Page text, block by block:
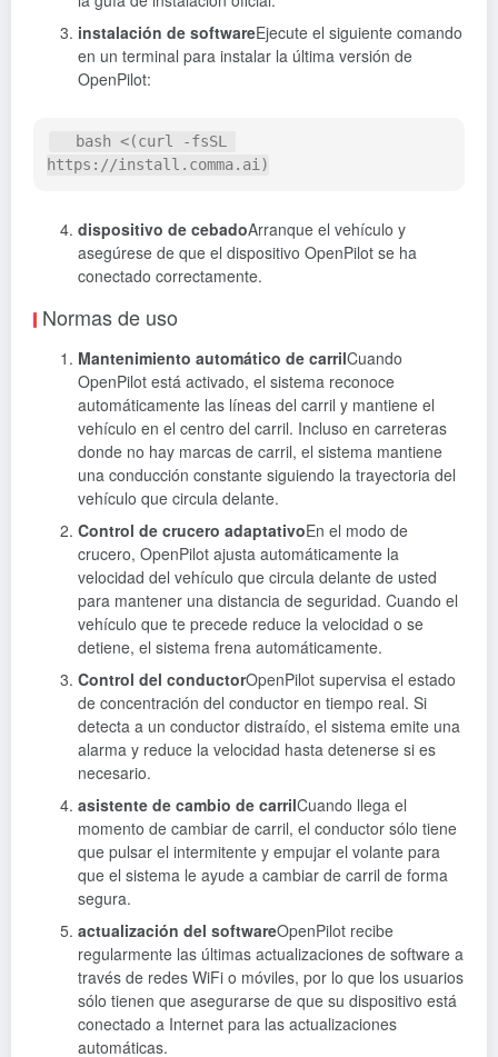
instalación de softwareEjecute el siguiente comando
en un terminal para instalar la última versión de
OpenPilot:
dispositivo de cebadoArranque el vehículo y
asegúrese de que el dispositivo OpenPilot se ha
conectado correctamente.
Normas de uso
Mantenimiento automático de carrilCuando
OpenPilot está activado, el sistema reconoce
automáticamente las líneas del carril y mantiene el
vehículo en el centro del carril. Incluso en carreteras
donde no hay marcas de carril, el sistema mantiene
una conducción constante siguiendo la trayectoria del
vehículo que circula delante.
Control de crucero adaptativoEn el modo de
crucero, OpenPilot ajusta automáticamente la
velocidad del vehículo que circula delante de usted
para mantener una distancia de seguridad. Cuando el
vehículo que te precede reduce la velocidad o se
detiene, el sistema frena automáticamente.
Control del conductorOpenPilot supervisa el estado
de concentración del conductor en tiempo real. Si
detecta a un conductor distraído, el sistema emite una
alarma y reduce la velocidad hasta detenerse si es
necesario.
asistente de cambio de carrilCuando llega el
momento de cambiar de carril, el conductor sólo tiene
que pulsar el intermitente y empujar el volante para
que el sistema le ayude a cambiar de carril de forma
segura.
actualización del softwareOpenPilot recibe
regularmente las últimas actualizaciones de software a
través de redes WiFi o móviles, por lo que los usuarios
sólo tienen que asegurarse de que su dispositivo está
conectado a Internet para las actualizaciones
automáticas.